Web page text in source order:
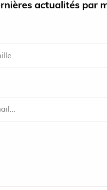
actualités par